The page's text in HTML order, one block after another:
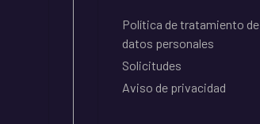
Política de tratamiento de
datos personales
Solicitudes
Aviso de privacidad